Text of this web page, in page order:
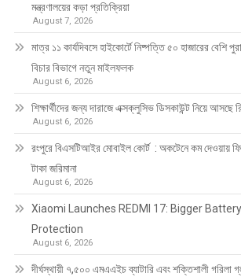
মন্ত্রণালয়ের কড়া প্রতিক্রিয়া
August 7, 2026
মাত্র ১১ কার্যদিবসে হাইকোর্টে নিষ্পত্তি ৫০ হাজারের বেশি
বিচার বিভাগে নতুন মাইলফলক
August 6, 2026
শিক্ষার্থীদের জন্য দারাজে এক্সক্লুসিভ ডিসকাউন্ট নিয়ে আসছে
August 6, 2026
রংপুরে বিএসটিআইর মোবাইল কোর্ট : অকটেনে কম দেওয়ায়
টাকা জরিমানা
August 6, 2026
Xiaomi Launches REDMI 17: Bigger
Protection
August 6, 2026
দীর্ঘস্থায়ী ৭,৫০০ এমএএইচ ব্যাটারি এবং শক্তিশালী গরিলা